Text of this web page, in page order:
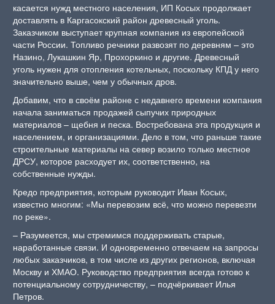
касается нужд местного населения, ИП Косых продолжает
доставлять в Каргасокский район древесный уголь.
Заказчиком выступает крупная компания из европейской
части России. Топливо речники развозят по деревням – это
Назино, Лукашкин Яр, Прохоркино и другие. Древесный
уголь нужен для отопления котельных, поскольку КПД у него
значительно выше, чем у обычных дров.
Добавим, что в своём районе с недавнего времени компания
начала заниматься продажей сыпучих природных
материалов – щебня и песка. Востребована эта продукция и
населением, и организациями. Дело в том, что раньше такие
строительные материалы на север возило только местное
ДРСУ, которое расходует их, соответственно, на
собственные нужды.
Кредо предприятия, которым руководит Иван Косых,
известно многим: «Мы перевозим всё, что можно перевезти
по реке».
– Разумеется, мы стремимся поддерживать старые,
наработанные связи. И одновременно отвечаем на запросы
любых заказчиков, в том числе из других регионов, включая
Москву и ХМАО. Руководство предприятия всегда готово к
потенциальному сотрудничеству, – подчёркивает Илья
Петров.